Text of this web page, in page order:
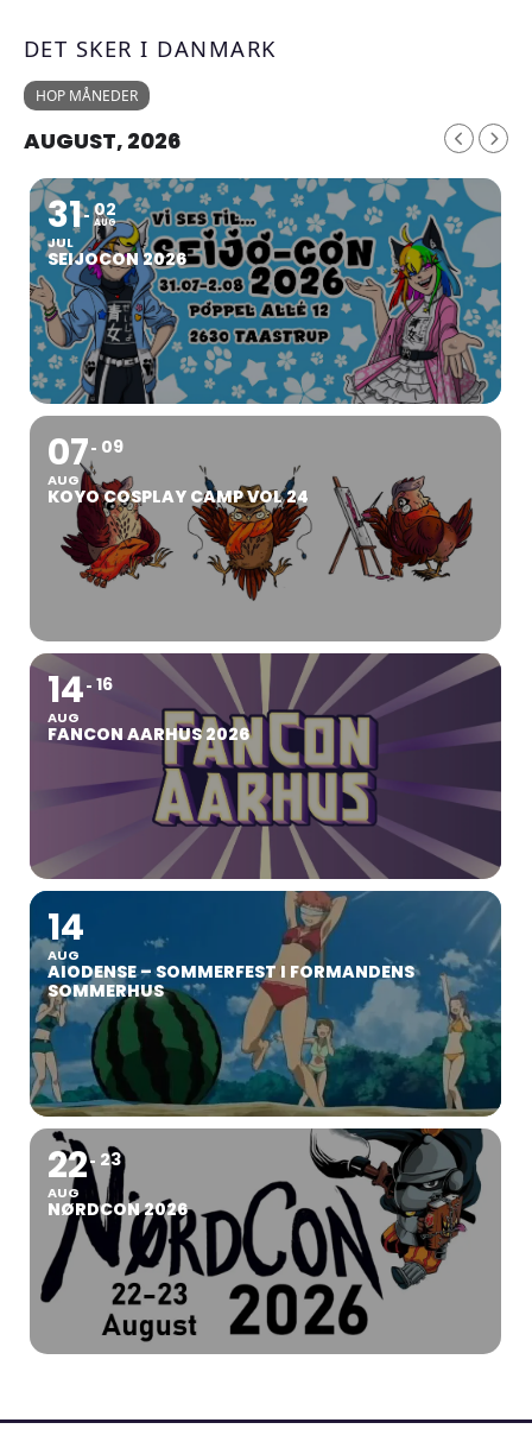
DET SKER I DANMARK
HOP MÅNEDER
AUGUST, 2026
31
JUL
02
AUG
SEIJOCON 2026
07
AUG
09
KOYO COSPLAY CAMP VOL 24
14
AUG
16
FANCON AARHUS 2026
14
AUG
AIODENSE – SOMMERFEST I FORMANDENS
SOMMERHUS
22
AUG
23
NØRDCON 2026